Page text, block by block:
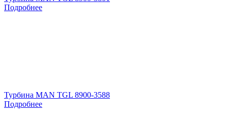
Подробнее
Турбина MAN TGL 8900-3588
Подробнее